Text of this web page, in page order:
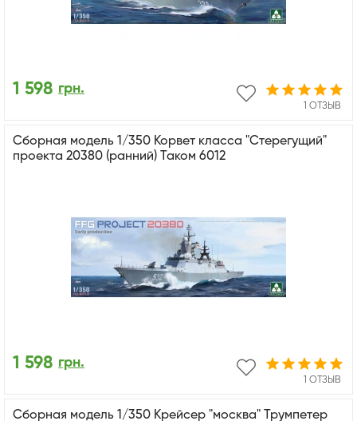
1 ОТЗЫВ
1 598 грн.
Сборная модель 1/350 Корвет класса "Стерегущий"
проекта 20380 (ранний) Таком 6012
1 ОТЗЫВ
1 598 грн.
Сборная модель 1/350 Крейсер "москва" Трумпетер